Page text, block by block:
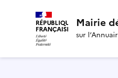
RÉPUBLIQUE
FRANÇAISE Mairie
sur